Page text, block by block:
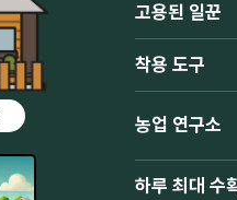
고용된 일꾼
착용 도구
농업 연구소
하루 최대 수